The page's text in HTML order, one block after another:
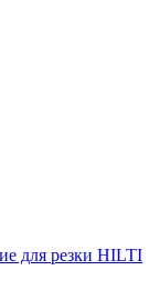
для резки HILTI